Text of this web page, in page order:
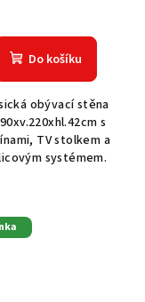
Do košíku
obývací stěna
s
TV stolkem a
systémem.